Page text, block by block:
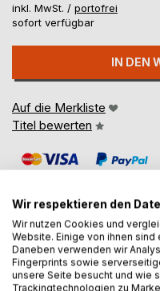
inkl. MwSt. / portofrei
sofort verfügbar
IN DEN
Auf die Merkliste
Titel bewerten
BESCHREIBUNG
Wir respektieren den
Wir nutzen Cookies und
Website. Einige von ihnen
Daneben verwenden wir
Fingerprints sowie
unsere Seite besucht und wie
Trackingtechnologien zu